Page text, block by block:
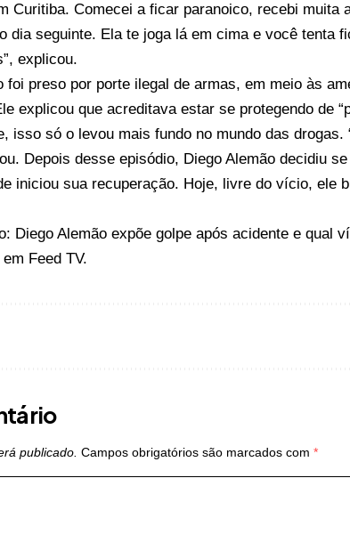
Curitiba. Comecei a ficar paranoico, recebi muita
dia seguinte. Ela te joga lá em cima e você tenta
explicou.
foi preso por porte ilegal de armas, em meio às
explicou que acreditava estar se protegendo de
isso só o levou mais fundo no mundo das drogas.
Depois desse episódio, Diego Alemão decidiu
iniciou sua recuperação. Hoje, livre do vício, ele
Diego Alemão expõe golpe após acidente e qual
Feed TV.
publicado. Campos obrigatórios são marcados com *